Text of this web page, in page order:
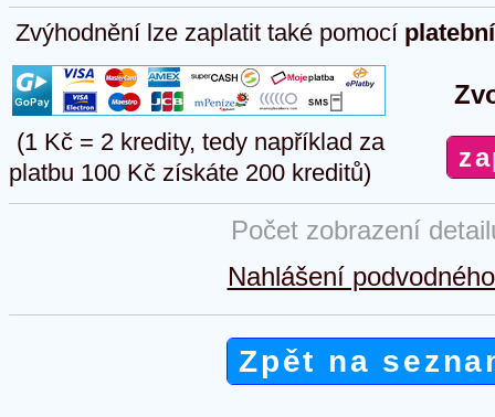
Zvýhodnění lze zaplatit také pomocí
(1 Kč = 2 kredity, tedy například za
platbu 100 Kč získáte 200 kreditů)
Počet zobrazení
Nahlášení
Zpět na